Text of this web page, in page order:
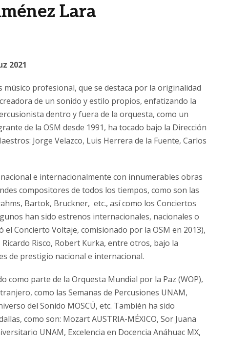
Lara
2021
músico profesional, que se destaca por la originalidad
de un sonido y estilo propios, enfatizando la
dentro y fuera de la orquesta, como un
de la OSM desde 1991, ha tocado bajo la Dirección
Jorge Velazco, Luis Herrera de la Fuente, Carlos
e internacionalmente con innumerables obras
compositores de todos los tiempos, como son las
Bartok, Bruckner, etc., así como los Conciertos
han sido estrenos internacionales, nacionales o
el Concierto Voltaje, comisionado por la OSM en 2013),
Risco, Robert Kurka, entre otros, bajo la
de prestigio nacional e internacional.
como parte de la Orquesta Mundial por la Paz (WOP),
como las Semanas de Percusiones UNAM,
del Sonido MOSCÚ, etc. También ha sido
como son: Mozart AUSTRIA-MÉXICO, Sor Juana
UNAM, Excelencia en Docencia Anáhuac MX,